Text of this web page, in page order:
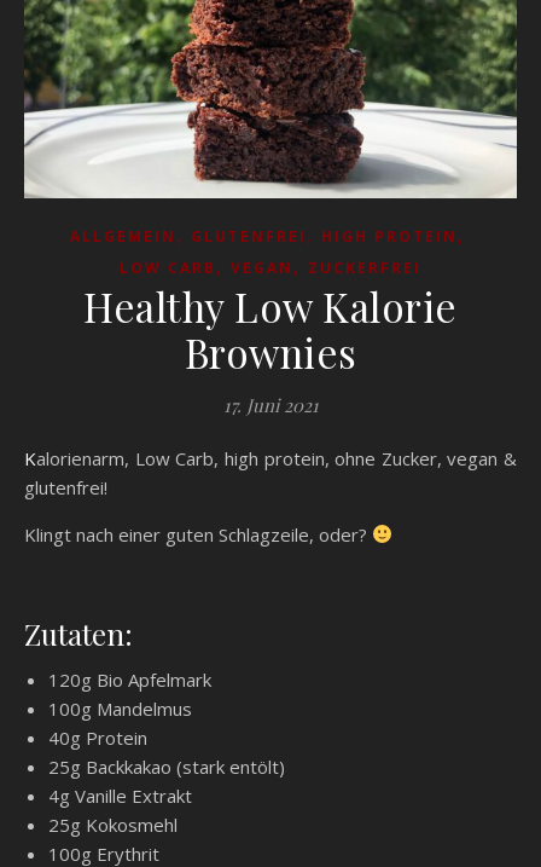
ALLGEMEIN , GLUTENFREI , HIGH PROTEIN ,
LOW CARB , VEGAN , ZUCKERFREI
Healthy Low Kalorie
Brownies
17. Juni 2021
Kalorienarm, Low Carb, high protein, ohne Zucker, vegan &
glutenfrei!
Klingt nach einer guten Schlagzeile, oder?
Zutaten:
120g Bio Apfelmark
100g Mandelmus
40g Protein
25g Backkakao (stark entölt)
4g Vanille Extrakt
25g Kokosmehl
100g Erythrit